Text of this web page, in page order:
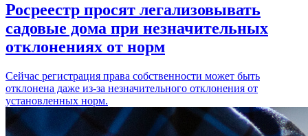
Росреестр просят легализовывать
садовые дома при незначительных
отклонениях от норм
Сейчас регистрация права собственности может быть
отклонена даже из-за незначительного отклонения от
установленных норм.